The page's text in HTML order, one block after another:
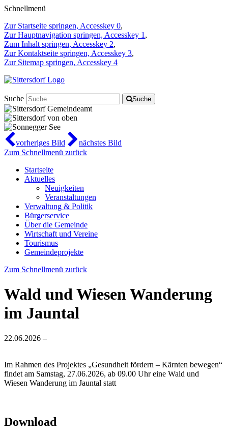
Schnellmenü
Zur Startseite springen, Accesskey 0,
Zur Hauptnavigation springen, Accesskey 1 ,
Zum Inhalt springen, Accesskey 2,
Zur Kontaktseite springen, Accesskey 3,
Zur Sitemap springen, Accesskey 4
Suche Suche
vorheriges Bild
nächstes Bild
Zum Schnellmenü zurück
Startseite
Aktuelles
Neuigkeiten
Veranstaltungen
Verwaltung & Politik
Bürgerservice
Über die Gemeinde
Wirtschaft und Vereine
Tourismus
Gemeindeprojekte
Zum Schnellmenü zurück
Wald und Wiesen Wanderung
im Jauntal
22.06.2026 –
Im Rahmen des Projektes „Gesundheit fördern – Kärnten bewegen“
findet am Samstag, 27.06.2026, ab 09.00 Uhr eine Wald und
Wiesen Wanderung im Jauntal statt
Download